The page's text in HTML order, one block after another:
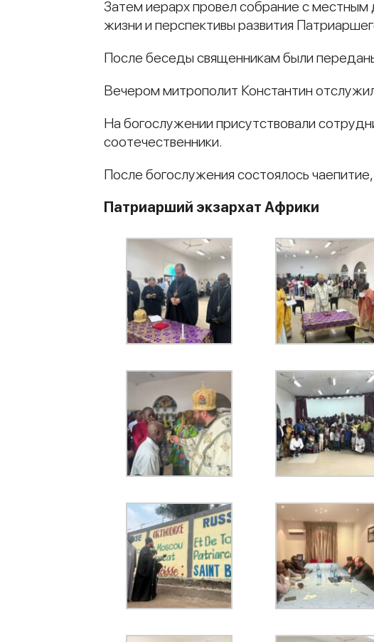
Затем иерарх провел собрание с
жизни и перспективы развития
После беседы священникам были
Вечером митрополит Константин
На богослужении присутствовали
соотечественники.
После богослужения состоялось
Патриарший экзархат Африки